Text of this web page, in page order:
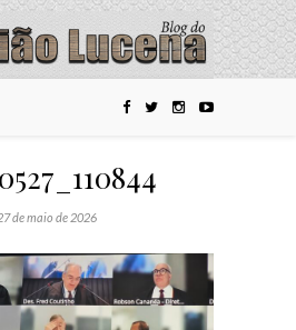
de maio de 2026